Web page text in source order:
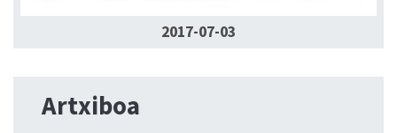
2017-07-03
Artxiboa